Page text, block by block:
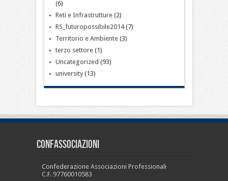
(6)
Reti e Infrastrutture(2)
RS_futuropossibile2014(7)
Territorio e Ambiente(3)
terzo settore(1)
Uncategorized (93)
university(13)
CONFASSOCIAZIONI
Confederazione Associazioni Professionali
C.F. 97760010583